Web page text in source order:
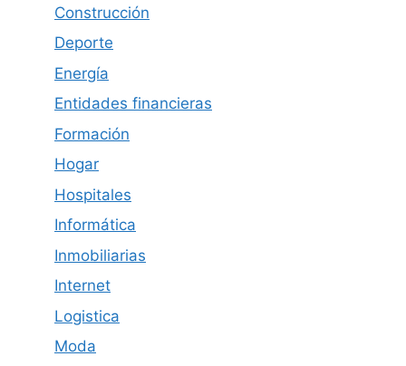
Construcción
Deporte
Energía
Entidades financieras
Formación
Hogar
Hospitales
Informática
Inmobiliarias
Internet
Logistica
Moda